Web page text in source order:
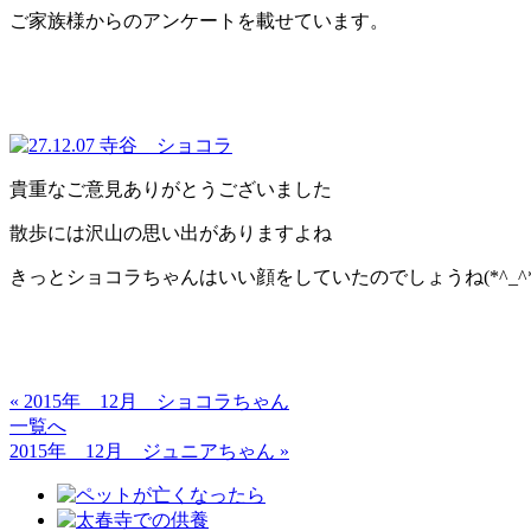
ご家族様からのアンケートを載せています。
貴重なご意見ありがとうございました
散歩には沢山の思い出がありますよね
きっとショコラちゃんはいい顔をしていたのでしょうね
« 2015年 12月 ショコラちゃん
一覧へ
2015年 12月 ジュニアちゃん »